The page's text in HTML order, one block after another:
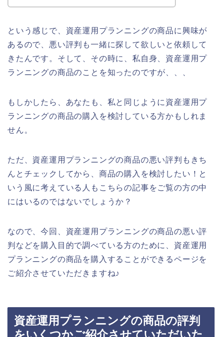
という感じで、資産運用プランニングの商品に興味が
あるので、悪い評判も一緒に探して欲しいと依頼して
きたんです。そして、その時に、私自身、資産運用プ
ランニングの商品のことを知ったのですが、、、
もしかしたら、あなたも、私と同じように資産運用プ
ランニングの商品の購入を検討している方かもしれま
せん。
ただ、資産運用プランニングの商品の悪い評判もきち
んとチェックしてから、商品の購入を検討したい！と
いう風に考えている人もこちらの記事をご覧の方の中
にはいるのではないでしょうか？
なので、今回、資産運用プランニングの商品の悪い評
判などを購入目的で調べている方のために、資産運用
プランニングの商品を購入することができるページを
ご紹介させていただきますね♪
資産運用プランニングの商品の評判